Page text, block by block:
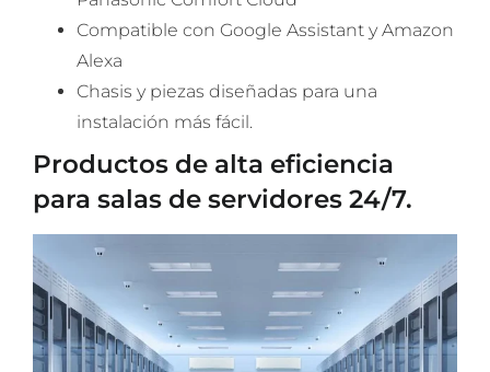
Compatible con Google Assistant y Amazon
Alexa
Chasis y piezas diseñadas para una
instalación más fácil.
Productos de alta eficiencia
para salas de servidores 24/7.